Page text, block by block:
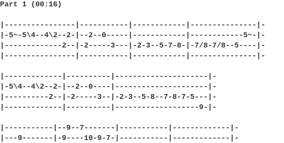
Part 1 (00:16)
|----------------|-----------|------------|---------------|-
|-5~-5\4--4\2--2-|--2--0-----|------------|------------5~-|-
|-------------2--|-2-----3---|-2-3--5-7-8-|-7/8-7/8--5----|-
|----------------|-----------|------------|---------------|-
|-------------|----------|---------------------|-
|-5\4--4\2--2-|--2--0----|---------------------|-
|----------2--|-2-----3--|-2-3--5-8--7-8-7-5---|-
|-------------|----------|-------------------9-|-
|-----------|--9--7-------|-----------|-------------|-
|---9-------|-9----10-9-7-|-----------|-------------|-